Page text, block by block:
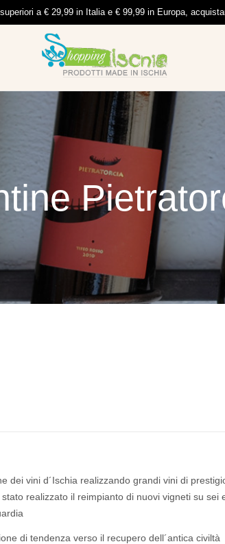
a € 29,99 in Italia e € 99,99 in Europa,
dei vini d´Ischia realizzando grandi vini di
realizzato il reimpianto di nuovi vigneti su sei
di tendenza verso il recupero dell´antica civiltà